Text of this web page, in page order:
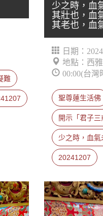
難
少之時，血
其壯也，血
其老也，血
日期：
地點：西
00:00(台灣
聖尊蓮生活佛
開示「君子三
少之時，血
20241207